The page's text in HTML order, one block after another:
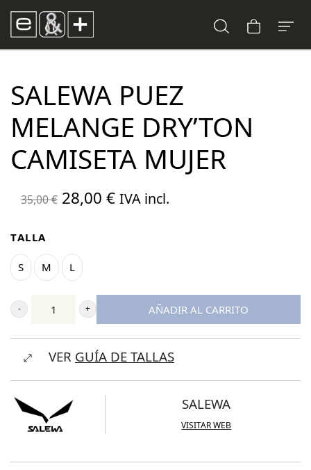
SALEWA PUEZ
MELANGE DRY’TON
CAMISETA MUJER
35,00€ El
era:
35,00 €.
28,00 €El
IVA incl.
TALLA
S M L
Salewa
Puez
Melange
Camiseta
Mujer
cantidad
AÑADIR AL CARRITO
VER GUÍA DE TALLAS
SALEWA
VISITAR WEB